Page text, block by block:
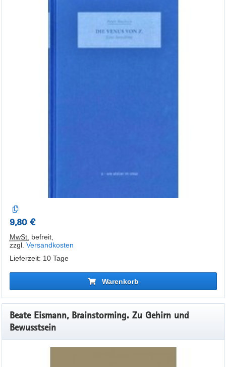
9,80 €
MwSt. befreit,
zzgl. Versandkosten
Lieferzeit: 10 Tage
Warenkorb
Beate Eismann, Brainstorming. Zu Gehirn und
Bewusstsein